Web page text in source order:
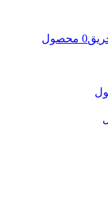
0 محصول